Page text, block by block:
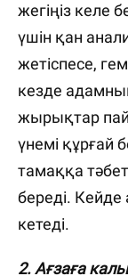
жегіңіз келе
үшін қан
жетіспесе,
кезде
жырықтар
үнемі құрғай
тамаққа
береді.
кетеді.
2. Ағзаға